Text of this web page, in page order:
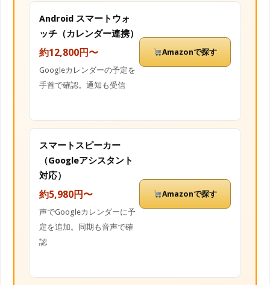
Android スマートウォ
ッチ（カレンダー連携）
約12,800円〜
Googleカレンダーの予定を
手首で確認。通知も受信
Amazonで探す
スマートスピーカー
（Googleアシスタント
対応）
約5,980円〜
声でGoogleカレンダーに予
定を追加。同期も音声で確
認
Amazonで探す